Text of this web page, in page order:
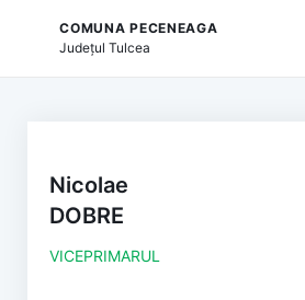
COMUNA PECENEAGA
JudețulTulcea
Nicolae
DOBRE
VICEPRIMARUL